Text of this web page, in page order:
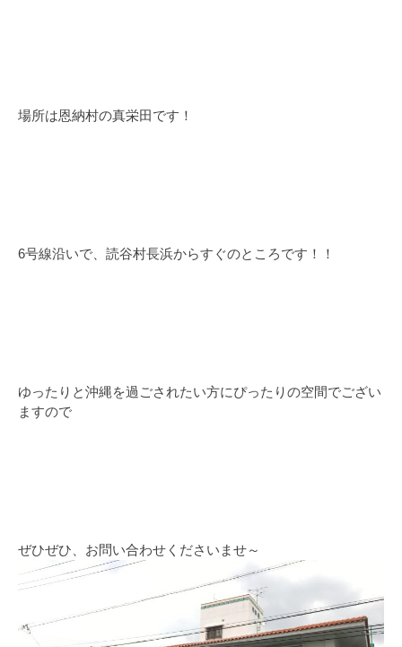
場所は恩納村の真栄田です！
6号線沿いで、読谷村長浜からすぐのところです！！
ゆったりと沖縄を過ごされたい方にぴったりの空間でござい
ますので
ぜひぜひ、お問い合わせくださいませ～